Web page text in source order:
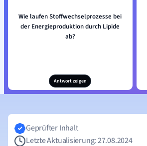
Wie laufen Stoffwechselprozesse bei
der Energieproduktion durch Lipide
ab?
Antwort zeigen
Geprüfter Inhalt
Letzte Aktualisierung: 27.08.2024